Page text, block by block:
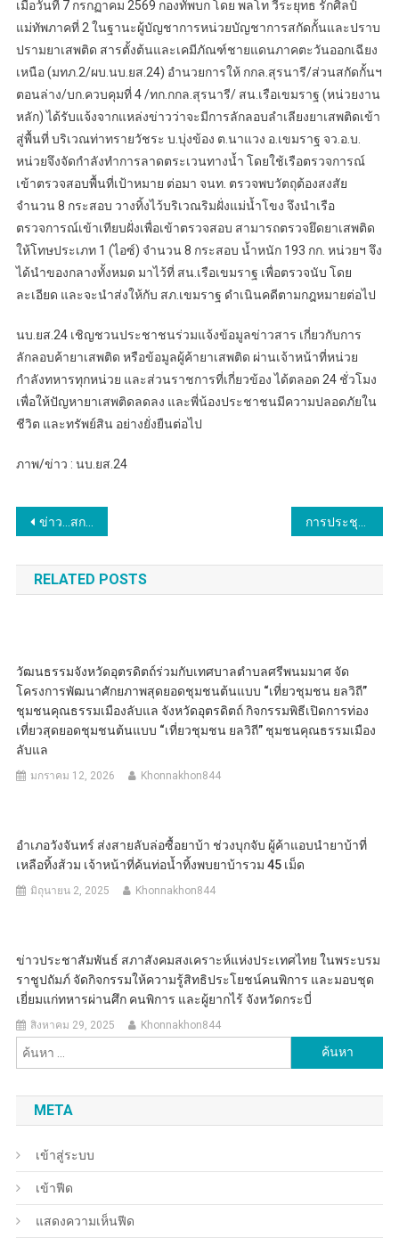
เมื่อวันที่ 7 กรกฏาคม 2569 กองทัพบก โดย พลโท วีระยุทธ รักศิลป์
แม่ทัพภาคที่ 2 ในฐานะผู้บัญชาการหน่วยบัญชาการสกัดกั้นและปราบ
ปรามยาเสพติด สารตั้งต้นและเคมีภัณฑ์ชายแดนภาคตะวันออกเฉียง
เหนือ (มทภ.2/ผบ.นบ.ยส.24) อำนวยการให้ กกล.สุรนารี/ส่วนสกัดกั้นฯ
ตอนล่าง/บก.ควบคุมที่ 4 /ทก.กกล.สุรนารี/ สน.เรือเขมราฐ (หน่วยงาน
หลัก) ได้รับแจ้งจากแหล่งข่าวว่าจะมีการลักลอบลำเลียงยาเสพติดเข้า
สู่พื้นที่ บริเวณท่าทรายวัชระ บ.บุ่งข้อง ต.นาแวง อ.เขมราฐ จว.อ.บ.
หน่วยจึงจัดกำลังทำการลาดตระเวนทางน้ำ โดยใช้เรือตรวจการณ์
เข้าตรวจสอบพื้นที่เป้าหมาย ต่อมา จนท. ตรวจพบวัตถุต้องสงสัย
จำนวน 8 กระสอบ วางทิ้งไว้บริเวณริมฝั่งแม่น้ำโขง จึงนำเรือ
ตรวจการณ์เข้าเทียบฝั่งเพื่อเข้าตรวจสอบ สามารถตรวจยึดยาเสพติด
ให้โทษประเภท 1 (ไอซ์) จำนวน 8 กระสอบ น้ำหนัก 193 กก. หน่วยฯ จึง
ได้นำของกลางทั้งหมด มาไว้ที่ สน.เรือเขมราฐ เพื่อตรวจนับ โดย
ละเอียด และจะนำส่งให้กับ สภ.เขมราฐ ดำเนินคดีตามกฎหมายต่อไป
นบ.ยส.24 เชิญชวนประชาชนร่วมแจ้งข้อมูลข่าวสาร เกี่ยวกับการ
ลักลอบค้ายาเสพติด หรือข้อมูลผู้ค้ายาเสพติด ผ่านเจ้าหน้าที่หน่วย
กำลังทหารทุกหน่วย และส่วนราชการที่เกี่ยวข้อง ได้ตลอด 24 ชั่วโมง
เพื่อให้ปัญหายาเสพติดลดลง และพี่น้องประชาชนมีความปลอดภัยใน
ชีวิต และทรัพย์สิน อย่างยั่งยืนต่อไป
ภาพ/ข่าว : นบ.ยส.24
แนะแนว
เรื่อง
ข่าว…สกลนคร มูลนิธิดับเบิ้ลยูดับเบิ้ลยูเอฟ (WWF Foundation) ได้จัดการประชุมสรุปผลดำเนินการที่ผ่านมาในการทำงานพัฒนาหนองหาร
RELATED POSTS
วัฒนธรรมจังหวัดอุตรดิตถ์ร่วมกับเทศบาลตำบลศรีพนมมาศ จัด
โครงการพัฒนาศักยภาพสุดยอดชุมชนต้นแบบ “เที่ยวชุมชน ยลวิถี”
ชุมชนคุณธรรมเมืองลับแล จังหวัดอุตรดิตถ์ กิจกรรมพิธีเปิดการท่อง
เที่ยวสุดยอดชุมชนต้นแบบ “เที่ยวชุมชน ยลวิถี” ชุมชนคุณธรรมเมือง
ลับแล
มกราคม 12, 2026 Khonnakhon844
อำเภอวังจันทร์ ส่งสายลับล่อซื้อยาบ้า ช่วงบุกจับ ผู้ค้าแอบนำยาบ้าที่
เหลือทิ้งส้วม เจ้าหน้าที่ค้นท่อน้ำทิ้งพบยาบ้ารวม 45 เม็ด
มิถุนายน 2, 2025 Khonnakhon844
ข่าวประชาสัมพันธ์ สภาสังคมสงเคราะห์แห่งประเทศไทย ในพระบรม
ราชูปถัมภ์ จัดกิจกรรมให้ความรู้สิทธิประโยชน์คนพิการ และมอบชุด
เยี่ยมแก่ทหารผ่านศึก คนพิการ และผู้ยากไร้ จังหวัดกระบี่
สิงหาคม 29, 2025 Khonnakhon844
สำหรับ:
META
เข้าสู่ระบบ
เข้าฟีด
แสดงความเห็นฟีด